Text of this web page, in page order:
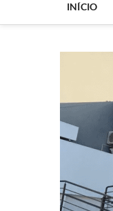
INÍCIO